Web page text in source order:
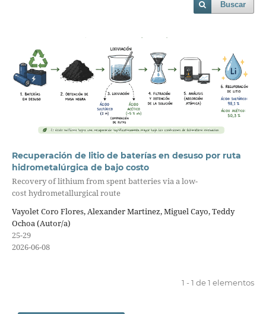
Buscar
Recuperación de litio de baterías en desuso por ruta
hidrometalúrgica de bajo costo
Recovery of lithium from spent batteries via a low-
cost hydrometallurgical route
Vayolet Coro Flores, Alexander Martinez, Miguel Cayo, Teddy
Ochoa (Autor/a)
25-29
2026-06-08
1 - 1 de 1 elementos